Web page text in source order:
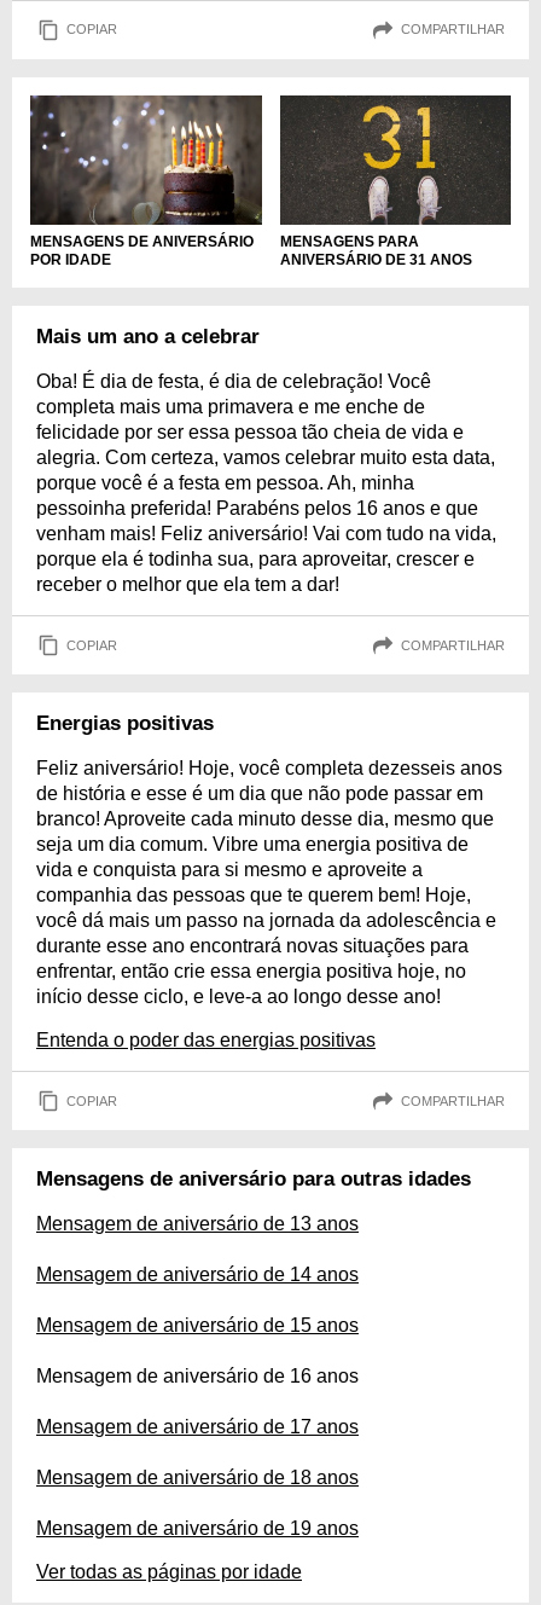
COPIAR COMPARTILHAR
MENSAGENS DE ANIVERSÁRIO
POR IDADE
MENSAGENS PARA
ANIVERSÁRIO DE 31 ANOS
Mais um ano a celebrar
Oba! É dia de festa, é dia de celebração! Você
completa mais uma primavera e me enche de
felicidade por ser essa pessoa tão cheia de vida e
alegria. Com certeza, vamos celebrar muito esta data,
porque você é a festa em pessoa. Ah, minha
pessoinha preferida! Parabéns pelos 16 anos e que
venham mais! Feliz aniversário! Vai com tudo na vida,
porque ela é todinha sua, para aproveitar, crescer e
receber o melhor que ela tem a dar!
COPIAR COMPARTILHAR
Energias positivas
Feliz aniversário! Hoje, você completa dezesseis anos
de história e esse é um dia que não pode passar em
branco! Aproveite cada minuto desse dia, mesmo que
seja um dia comum. Vibre uma energia positiva de
vida e conquista para si mesmo e aproveite a
companhia das pessoas que te querem bem! Hoje,
você dá mais um passo na jornada da adolescência e
durante esse ano encontrará novas situações para
enfrentar, então crie essa energia positiva hoje, no
início desse ciclo, e leve-a ao longo desse ano!
Entenda o poder das energias positivas
COPIAR COMPARTILHAR
Mensagens de aniversário para outras idades
Mensagem de aniversário de 13 anos
Mensagem de aniversário de 14 anos
Mensagem de aniversário de 15 anos
Mensagem de aniversário de 16 anos
Mensagem de aniversário de 17 anos
Mensagem de aniversário de 18 anos
Mensagem de aniversário de 19 anos
Ver todas as páginas por idade